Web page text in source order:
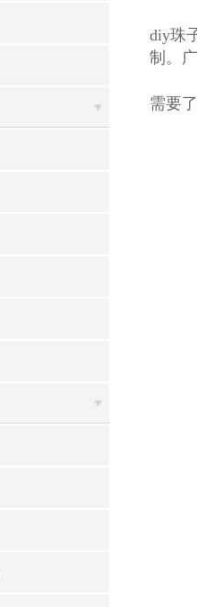
diy珠
制。
需要